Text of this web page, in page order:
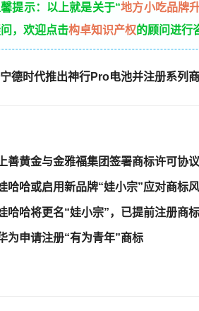
提示：以上就是关于“地方小吃品牌
，欢迎点击构卓知识产权的顾问进行
宁德时代推出神行Pro电池并注册系列
上善黄金与金雅福集团签署商标许可协议
哈哈或启用新品牌“娃小宗”应对商标
哈哈将更名“娃小宗”，已提前注册商标
为申请注册“有为青年”商标